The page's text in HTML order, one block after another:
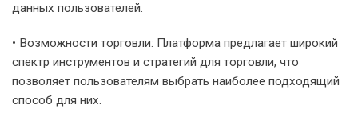
данных пользователей.
• Возможности торговли: Платформа предлагает широкий
спектр инструментов и стратегий для торговли, что
позволяет пользователям выбрать наиболее подходящий
способ для них.